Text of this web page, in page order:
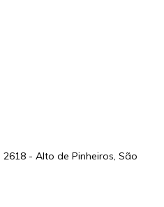
- Alto de Pinheiros, São